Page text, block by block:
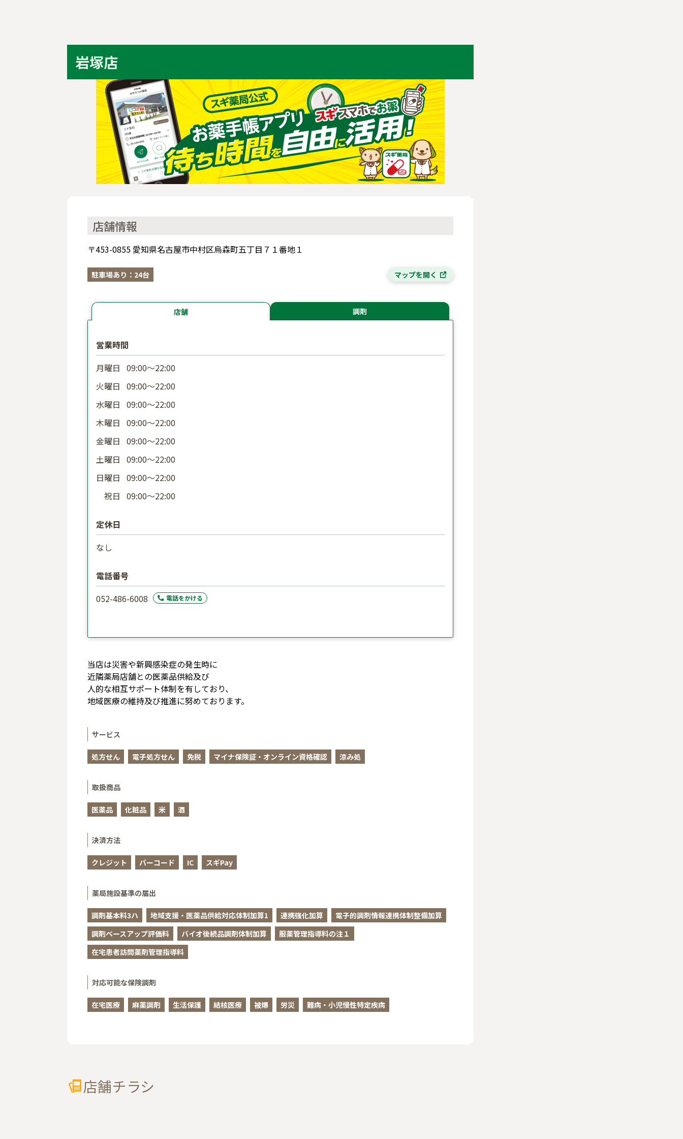
岩塚店
店舗情報
〒453-0855 愛知県名古屋市中村区烏森町五丁目７１番地１
駐車場あり：24台 マップを開く
店舗 調剤
営業時間
月曜日 09:00〜22:00
火曜日 09:00〜22:00
水曜日 09:00〜22:00
木曜日 09:00〜22:00
金曜日 09:00〜22:00
土曜日 09:00〜22:00
日曜日 09:00〜22:00
祝日 09:00〜22:00
定休日
なし
電話番号
052-486-6008
電話をかける
当店は災害や新興感染症の発生時に
近隣薬局店舗との医薬品供給及び
人的な相互サポート体制を有しており、
地域医療の維持及び推進に努めております。
サービス
処方せん 電子処方せん 免税 マイナ保険証・オンライン資格確認 涼み処
取扱商品
医薬品 化粧品 米 酒
決済方法
クレジット バーコード IC スギPay
薬局施設基準の届出
調剤基本料3ハ 地域支援・医薬品供給対応体制加算1 連携強化加算
電子的調剤情報連携体制整備加算
調剤ベースアップ評価料
バイオ後続品調剤体制加算
服薬管理指導料の注１
在宅患者訪問薬剤管理指導料
対応可能な保険調剤
在宅医療 麻薬調剤 生活保護 結核医療 被爆 労災 難病・小児慢性特定疾病
店舗チラシ